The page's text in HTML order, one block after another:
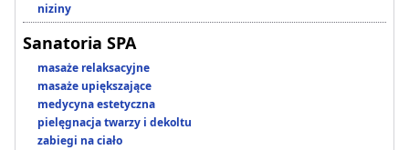
niziny
Sanatoria SPA
masaże relaksacyjne
masaże upiększające
medycyna estetyczna
pielęgnacja twarzy i dekoltu
zabiegi na ciało